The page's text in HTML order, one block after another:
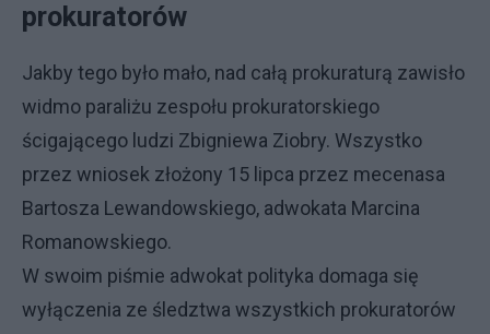
prokuratorów
Jakby tego było mało, nad całą prokuraturą zawisło
widmo paraliżu zespołu prokuratorskiego
ścigającego ludzi Zbigniewa Ziobry. Wszystko
przez wniosek złożony 15 lipca przez mecenasa
Bartosza Lewandowskiego, adwokata Marcina
Romanowskiego.
W swoim piśmie adwokat polityka domaga się
wyłączenia ze śledztwa wszystkich prokuratorów